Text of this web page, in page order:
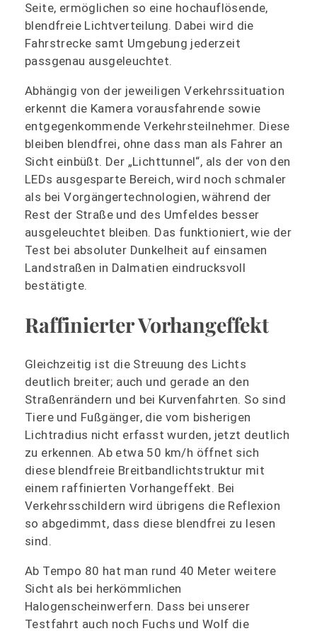
Seite, ermöglichen so eine hochauflösende,
blendfreie Lichtverteilung. Dabei wird die
Fahrstrecke samt Umgebung jederzeit
passgenau ausgeleuchtet.
Abhängig von der jeweiligen Verkehrssituation
erkennt die Kamera vorausfahrende sowie
entgegenkommende Verkehrsteilnehmer. Diese
bleiben blendfrei, ohne dass man als Fahrer an
Sicht einbüßt. Der „Lichttunnel“, als der von den
LEDs ausgesparte Bereich, wird noch schmaler
als bei Vorgängertechnologien, während der
Rest der Straße und des Umfeldes besser
ausgeleuchtet bleiben. Das funktioniert, wie der
Test bei absoluter Dunkelheit auf einsamen
Landstraßen in Dalmatien eindrucksvoll
bestätigte.
Raffinierter Vorhangeffekt
Gleichzeitig ist die Streuung des Lichts
deutlich breiter; auch und gerade an den
Straßenrändern und bei Kurvenfahrten. So sind
Tiere und Fußgänger, die vom bisherigen
Lichtradius nicht erfasst wurden, jetzt deutlich
zu erkennen. Ab etwa 50 km/h öffnet sich
diese blendfreie Breitbandlichtstruktur mit
einem raffinierten Vorhangeffekt. Bei
Verkehrsschildern wird übrigens die Reflexion
so abgedimmt, dass diese blendfrei zu lesen
sind.
Ab Tempo 80 hat man rund 40 Meter weitere
Sicht als bei herkömmlichen
Halogenscheinwerfern. Dass bei unserer
Testfahrt auch noch Fuchs und Wolf die